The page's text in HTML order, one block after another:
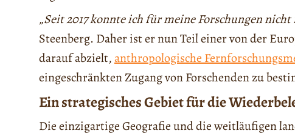
„Seit 2017 konnte ich für meine Forschungen
Steenberg. Daher ist er nun Teil einer von der
darauf abzielt,anthropologische
eingeschränkten Zugang von Forschenden zu
Ein strategisches Gebiet für die
Die einzigartige Geografie und die weitläufigen